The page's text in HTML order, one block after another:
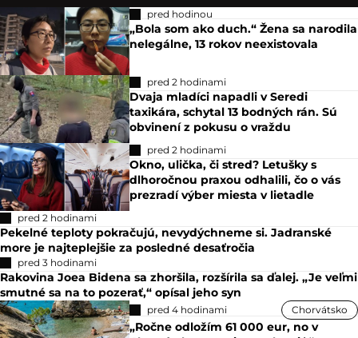
pred hodinou
„Bola som ako duch.“ Žena sa narodila
nelegálne, 13 rokov neexistovala
pred 2 hodinami
Dvaja mladíci napadli v Seredi
taxikára, schytal 13 bodných rán. Sú
obvinení z pokusu o vraždu
pred 2 hodinami
Okno, ulička, či stred? Letušky s
dlhoročnou praxou odhalili, čo o vás
prezradí výber miesta v lietadle
pred 2 hodinami
Pekelné teploty pokračujú, nevydýchneme si. Jadranské
more je najteplejšie za posledné desaťročia
pred 3 hodinami
Rakovina Joea Bidena sa zhoršila, rozšírila sa ďalej. „Je veľmi
smutné sa na to pozerať,“ opísal jeho syn
pred 4 hodinami Chorvátsko
„Ročne odložím 61 000 eur, no v